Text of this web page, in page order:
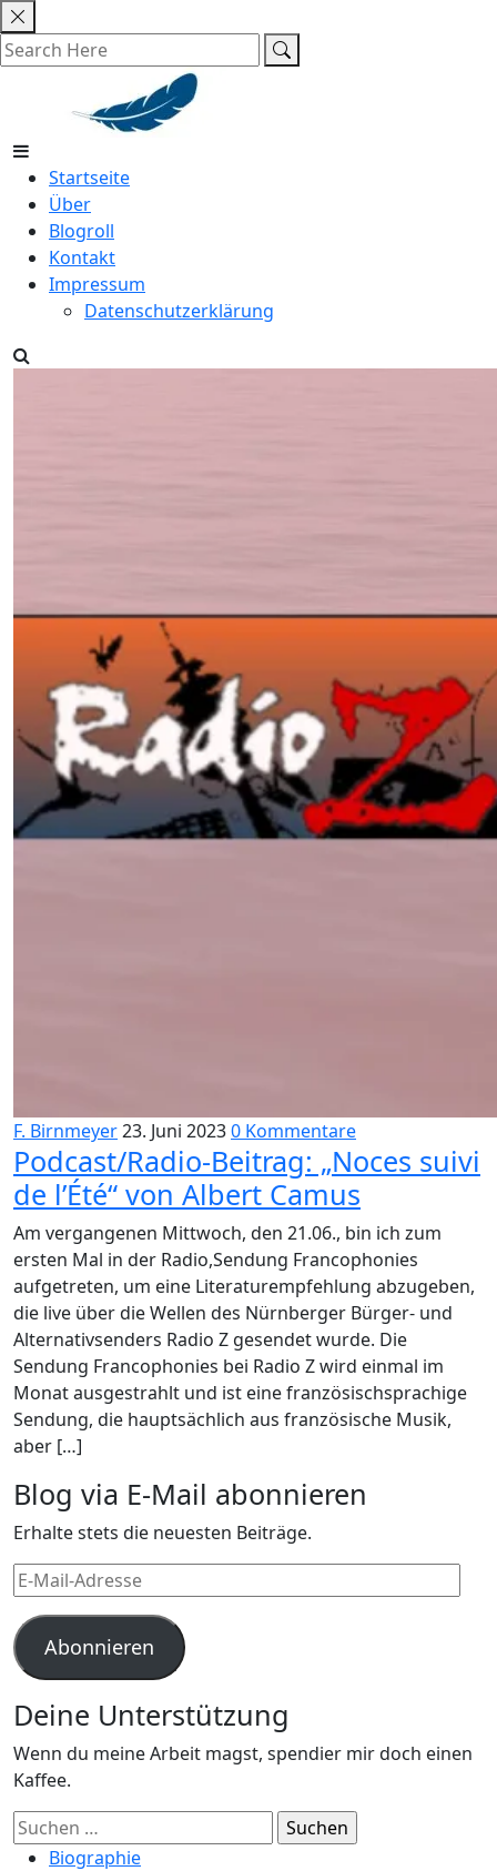
Skip
to
content
Startseite
Über
Blogroll
Kontakt
Impressum
Datenschutzerklärung
F. Birnmeyer23. Juni 20230 Kommentare
Podcast/Radio-Beitrag: „Noces suivi
de l’Été“ von Albert Camus
Am vergangenen Mittwoch, den 21.06., bin ich zum
ersten Mal in der Radio,Sendung Francophonies
aufgetreten, um eine Literaturempfehlung abzugeben,
die live über die Wellen des Nürnberger Bürger- und
Alternativsenders Radio Z gesendet wurde. Die
Sendung Francophonies bei Radio Z wird einmal im
Monat ausgestrahlt und ist eine französischsprachige
Sendung, die hauptsächlich aus französische Musik,
aber […]
Blog via E-Mail abonnieren
Erhalte stets die neuesten Beiträge.
E-
Mail-
Adresse
Abonnieren
Deine Unterstützung
Wenn du meine Arbeit magst, spendier mir doch einen
Kaffee.
Suchen
nach:Biographie